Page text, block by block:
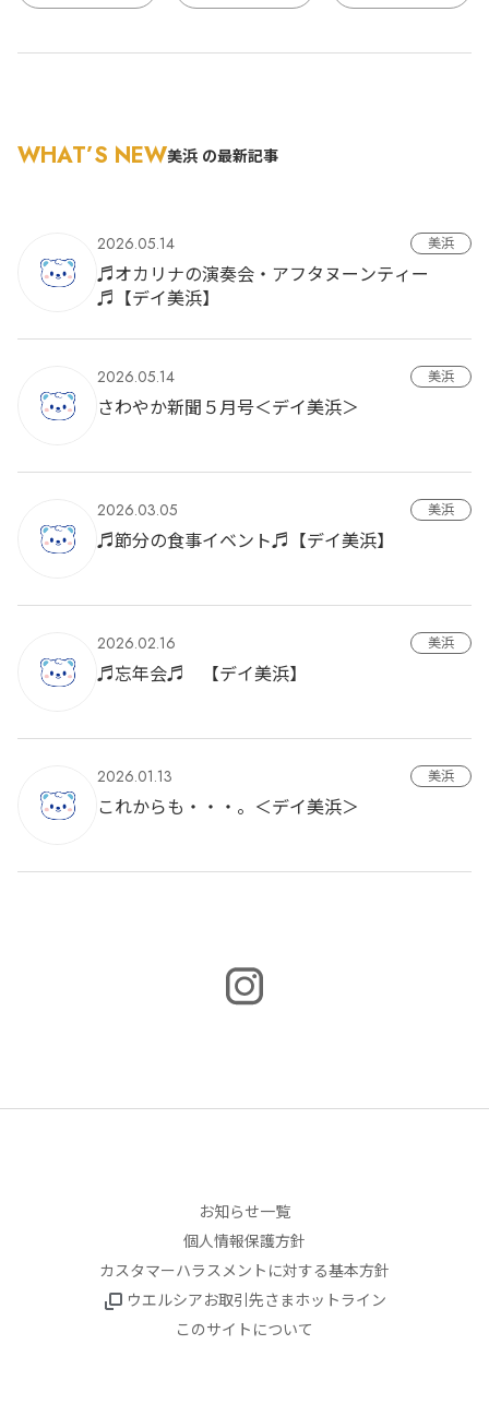
WHAT’S NEW美浜 の最新記事
2026.05.14 美浜
♬オカリナの演奏会・アフタヌーンティー
♬【デイ美浜】
2026.05.14 美浜
さわやか新聞５月号＜デイ美浜＞
2026.03.05 美浜
♬節分の食事イベント♬【デイ美浜】
2026.02.16 美浜
♬忘年会♬ 【デイ美浜】
2026.01.13 美浜
これからも・・・。＜デイ美浜＞
お知らせ一覧
個人情報保護方針
カスタマーハラスメントに対する基本方針
ウエルシアお取引先さまホットライン
このサイトについて